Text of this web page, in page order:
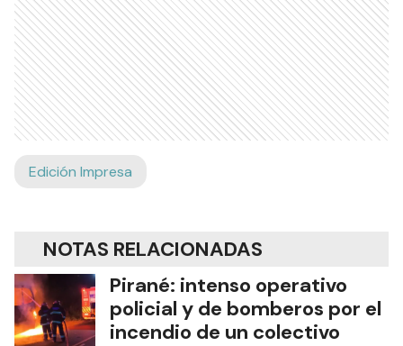
Edición Impresa
NOTAS RELACIONADAS
Pirané: intenso operativo
policial y de bomberos por el
incendio de un colectivo